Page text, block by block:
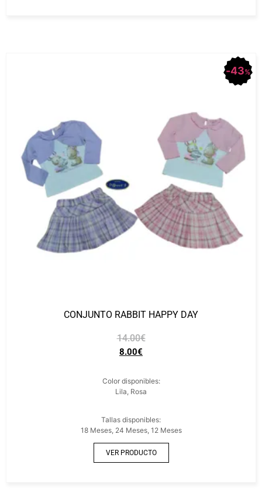
43%
CONJUNTO RABBIT HAPPY DAY
14.00€
8.00€
Color disponibles:
Lila, Rosa
Tallas disponibles:
18 Meses, 24 Meses, 12 Meses
VER PRODUCTO